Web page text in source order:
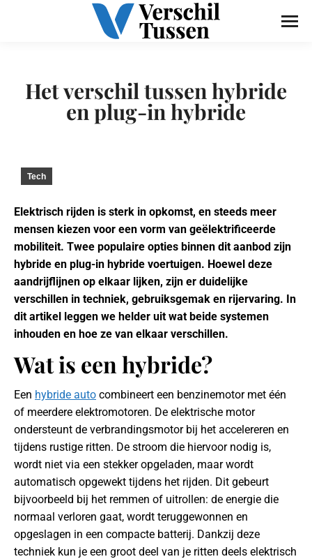
Het verschil tussen hybride
en plug-in hybride
Tech
Elektrisch rijden is sterk in opkomst, en steeds meer
mensen kiezen voor een vorm van geëlektrificeerde
mobiliteit. Twee populaire opties binnen dit aanbod zijn
hybride en plug-in hybride voertuigen. Hoewel deze
aandrijflijnen op elkaar lijken, zijn er duidelijke
verschillen in techniek, gebruiksgemak en rijervaring. In
dit artikel leggen we helder uit wat beide systemen
inhouden en hoe ze van elkaar verschillen.
Wat is een hybride?
Een hybride auto combineert een benzinemotor met één
of meerdere elektromotoren. De elektrische motor
ondersteunt de verbrandingsmotor bij het accelereren en
tijdens rustige ritten. De stroom die hiervoor nodig is,
wordt niet via een stekker opgeladen, maar wordt
automatisch opgewekt tijdens het rijden. Dit gebeurt
bijvoorbeeld bij het remmen of uitrollen: de energie die
normaal verloren gaat, wordt teruggewonnen en
opgeslagen in een compacte batterij. Dankzij deze
techniek kun je een groot deel van je ritten deels elektrisch